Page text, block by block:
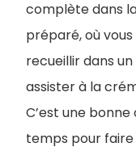
complète dans
préparé, où
recueillir dans
assister à la
C’est une
temps pour faire